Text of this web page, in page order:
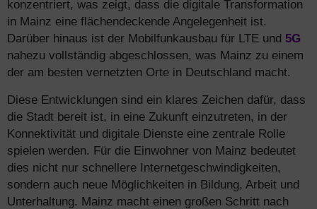
konzentriert, was zeigt, dass die digitale Transformation
in Mainz eine flächendeckende Angelegenheit ist.
Darüber hinaus ist der Mobilfunkausbau für LTE und 5G
nahezu vollständig abgeschlossen, was Mainz zu einem
der am besten vernetzten Orte in Deutschland macht.
Diese Entwicklungen sind ein klares Zeichen dafür, dass
die Stadt bereit ist, in eine Zukunft einzutreten, in der
Konnektivität und digitale Dienste eine zentrale Rolle
spielen werden. Für die Einwohner von Mainz bedeutet
dies nicht nur schnellere Internetgeschwindigkeiten,
sondern auch neue Möglichkeiten in Bildung, Arbeit und
Unterhaltung. Mainz macht einen großen Schritt nach